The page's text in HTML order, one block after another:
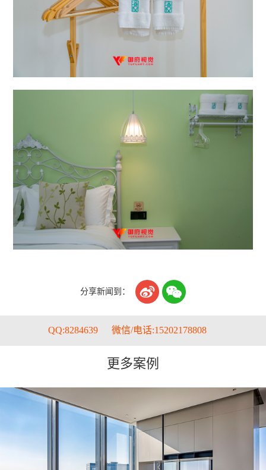
分享新闻到：  
QQ:8284639 微信/电话:15202178808
更多案例